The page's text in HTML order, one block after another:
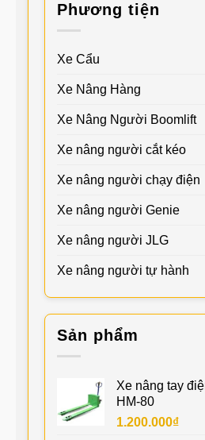
Phương tiện
Xe Cẩu
Xe Nâng Hàng
Xe Nâng Người Boomlift
Xe nâng người cắt kéo
Xe nâng người chạy điện
Xe nâng người Genie
Xe nâng người JLG
Xe nâng người tự hành
Sản phẩm
Xe nâng tay
HM-80
1.200.000₫